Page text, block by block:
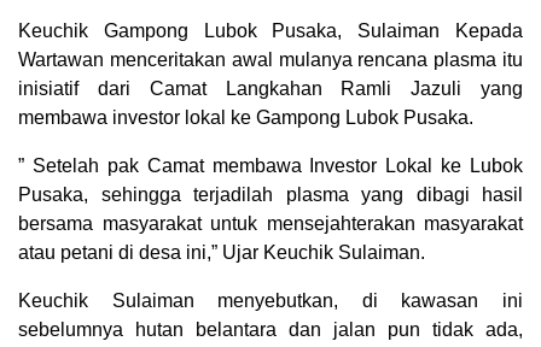
Keuchik Gampong Lubok Pusaka, Sulaiman Kepada
Wartawan menceritakan awal mulanya rencana plasma itu
inisiatif dari Camat Langkahan Ramli Jazuli yang
membawa investor lokal ke Gampong Lubok Pusaka.
” Setelah pak Camat membawa Investor Lokal ke Lubok
Pusaka, sehingga terjadilah plasma yang dibagi hasil
bersama masyarakat untuk mensejahterakan masyarakat
atau petani di desa ini,” Ujar Keuchik Sulaiman.
Keuchik Sulaiman menyebutkan, di kawasan ini
sebelumnya hutan belantara dan jalan pun tidak ada,